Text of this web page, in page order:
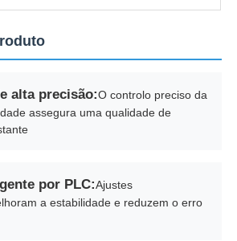
de descascamento
alta precisão:O controlo preciso da
assegura uma qualidade de
por PLC:Ajustes
a estabilidade e reduzem o erro